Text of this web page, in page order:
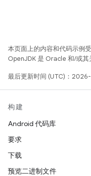
本页面上的内容和代码示例受
OpenJDK 是 Oracle 和/或其
最后更新时间 (UTC)：
构建
Android 代码库
要求
下载
预览二进制文件